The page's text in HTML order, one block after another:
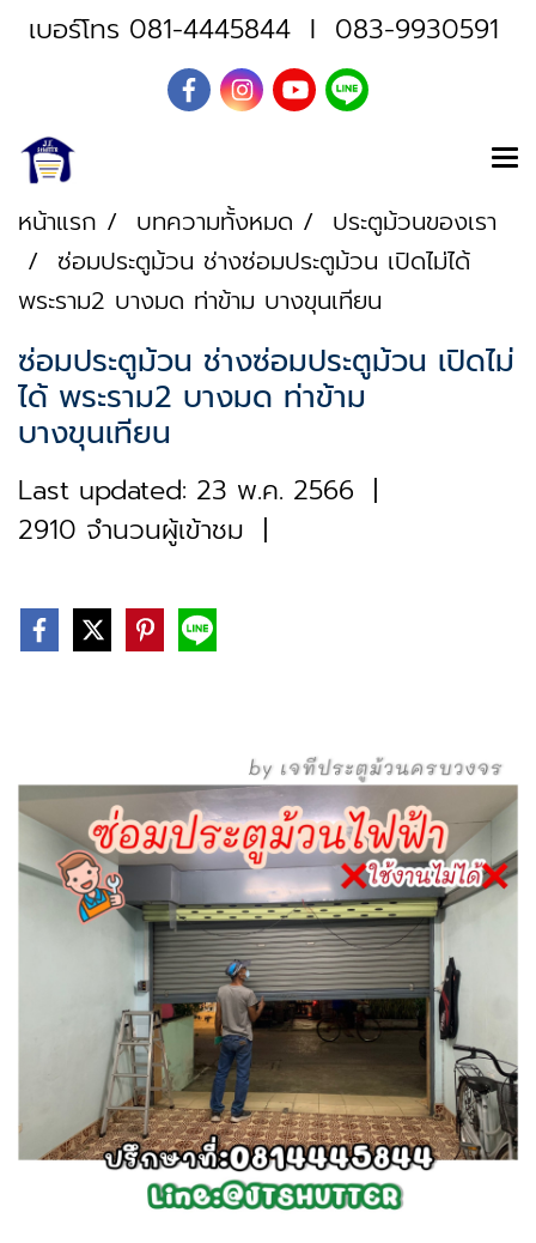
เบอร์โทร 081-4445844I 083-9930591
หน้าแรก บทความทั้งหมด
ประตูม้วนของเรา
ซ่อมประตูม้วน ช่างซ่อมประตูม้วน เปิดไม่ได้
พระราม2 บางมด ท่าข้าม บางขุนเทียน
ซ่อมประตูม้วน ช่างซ่อมประตูม้วน เปิดไม่
ได้ พระราม2 บางมด ท่าข้าม
บางขุนเทียน
Last updated: 23 พ.ค. 2566 |
2910 จำนวนผู้เข้าชม |